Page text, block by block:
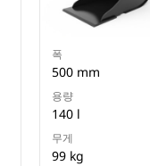
폭
500 mm
용량
140 l
무게
99 kg